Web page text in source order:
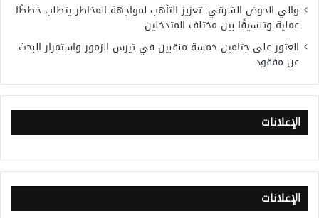
والي الحوض الشرقي: تعزيز التأهب لمواجهة المخاطر يتطلب خططًا
عملية وتنسيقًا بين مختلف المتدخلين
العثور على جثامين خمسة منقبين في تيرس الزمور واستمرار البحث
عن مفقود
الإعلانات
الإعلانات